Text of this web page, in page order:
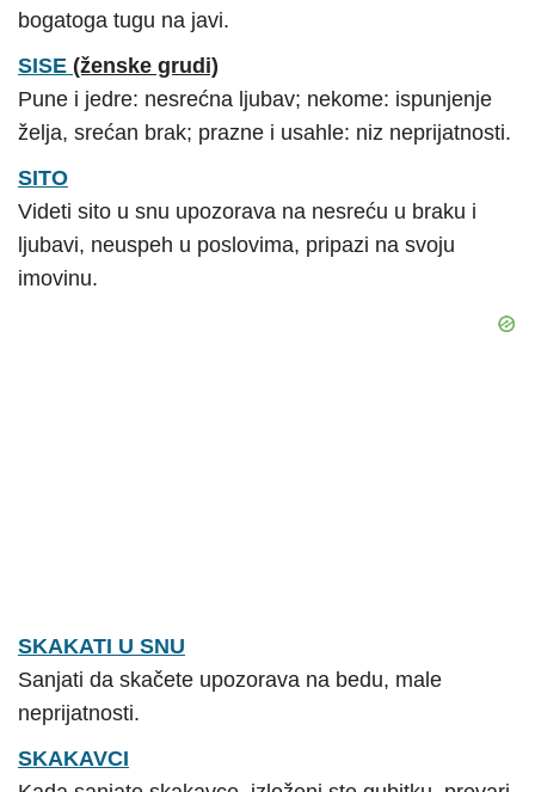
bogatoga tugu na javi.
SISE (ženske grudi)
Pune i jedre: nesrećna ljubav; nekome: ispunjenje
želja, srećan brak; prazne i usahle: niz neprijatnosti.
SITO
Videti sito u snu upozorava na nesreću u braku i
ljubavi, neuspeh u poslovima, pripazi na svoju
imovinu.
SKAKATI U SNU
Sanjati da skačete upozorava na bedu, male
neprijatnosti.
SKAKAVCI